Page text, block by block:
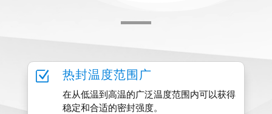
Z 热封温度范围广
在从低温到高温的广泛温度范围内可以获得
稳定和合适的密封强度。